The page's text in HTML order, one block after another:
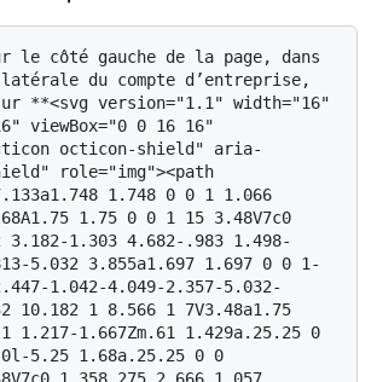
du compte d’entreprise,
**<svg version="1.1" width="16"
viewBox="0 0 16 16"
octicon-shield" aria-
role="img"><path
1.748 0 0 1 1.066
1.75 0 0 1 15 3.48V7c0
3.182-1.303 4.682-.983 1.498-
5.032 3.855a1.697 1.697 0 0 1-
1.042-4.049-2.357-5.032-
10.182 1 8.566 1 7V3.48a1.75
1.217-1.667Zm.61 1.429a.25.25 0
5.25 1.68a.25.25 0 0